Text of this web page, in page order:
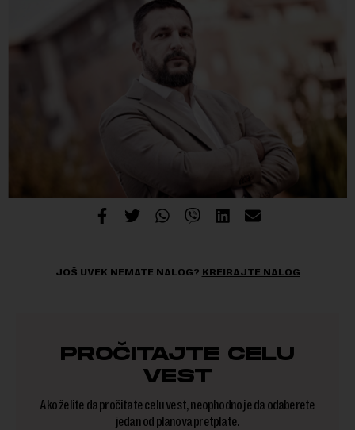
JOŠ UVEK NEMATE NALOG? KREIRAJTE NALOG
PROČITAJTE CELU
VEST
Ako želite da pročitate celu vest, neophodno je da odaberete
jedan od planova pretplate.